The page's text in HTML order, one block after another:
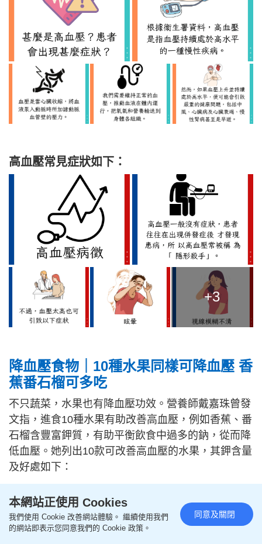
高血壓常見症狀如下：
+3
降血壓食物｜10種水果同樣可降血壓 香
蕉番石榴可多吃
不只蔬菜，水果也有降血壓功效。營養師戴嘉珠曾發
文指，進食10種水果有助改善高血壓，例如香蕉、番
石榴含豐富鉀質，有助平衡飲食中過多的鈉，從而降
低血壓。她列出10款可改善高血壓的水果，其鉀含量
及好處如下：
本網站正使用 Cookies
我們使用 Cookie 改善網站體驗。 繼續使用我們
的網站即表示您同意我們的 Cookie 政策。
同意及關閉